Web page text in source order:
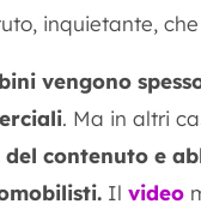
inquietante,
vengono
. Ma in altri
contenuto e
Il video